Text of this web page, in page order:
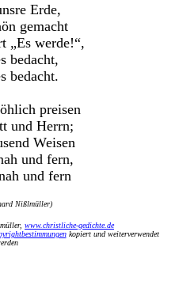
Erde,
gemacht
„Es werde!“,
bedacht,
bedacht.
preisen
und Herrn;
Weisen
und fern,
und fern
Nißlmüller)
www.christliche-gedichte.de
kopiert und weiterverwendet